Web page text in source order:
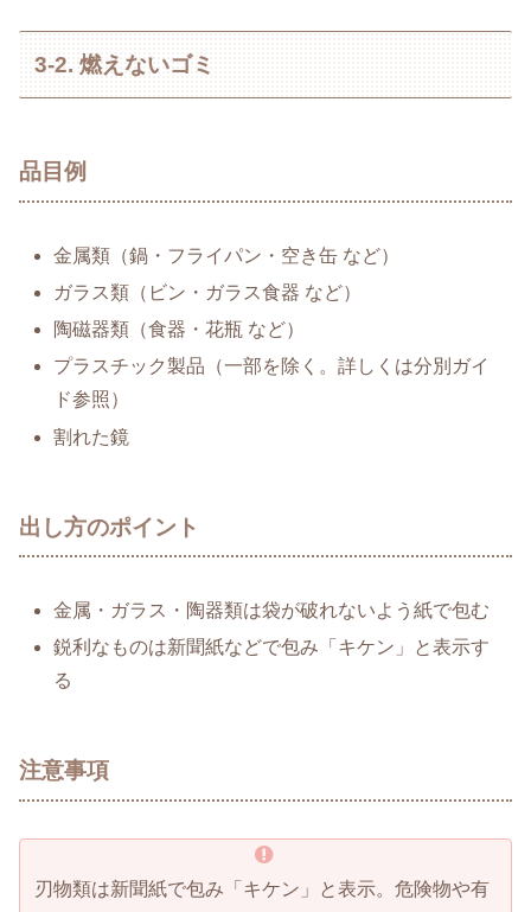
3-2. 燃えないゴミ
品目例
金属類（鍋・フライパン・空き缶 など）
ガラス類（ビン・ガラス食器 など）
陶磁器類（食器・花瓶 など）
プラスチック製品（一部を除く。詳しくは分別ガイ
ド参照）
割れた鏡
出し方のポイント
金属・ガラス・陶器類は袋が破れないよう紙で包む
鋭利なものは新聞紙などで包み「キケン」と表示す
る
注意事項
刃物類は新聞紙で包み「キケン」と表示。危険物や有